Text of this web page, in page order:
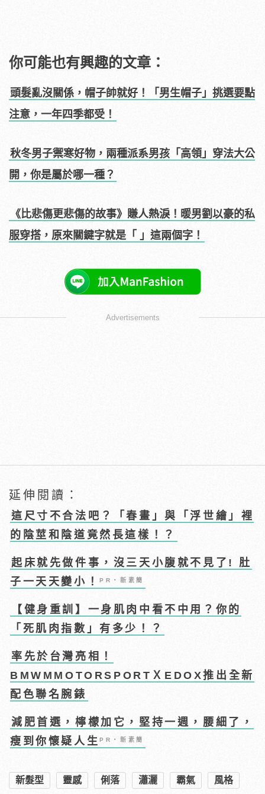
你可能也有興趣的文章：
頭髮亂沒關係，帽子帥就好！「男生帽子」挑選要點
注意，一年四季都受！
秋冬男子禦寒好物，兩種派系男孩「高領」穿法大公
開，你是屬於哪一種？
《比悲傷更悲傷的故事》賺人熱淚！暖男劉以豪的私
服穿搭，原來關鍵字就是「 」這兩個字！
Advertisements
延伸閱讀：
這尺寸不合法吧？「春畫」與「浮世繪」裡
的陰莖和陰道竟然長這樣！？
起床就先做件事，沒三天小腹就不見了! 肚
子一天天變小！PR・新素簡
【健身重訓】一身肌肉中看不中用？你的
「死肌肉指數」有多少！？
率先於台灣亮相！
BMWMMOTORSPORTＸEDOX推出全新
配色聯名腕錶
減肥首選，檸檬加它，堅持一週，腰細了，
瘦到你懷疑人生PR・新素簡
新髮型 靈感 俐落 瀟灑 霸氣 風格